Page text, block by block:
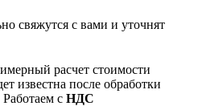
свяжутся с вами и уточнят
расчет стоимости
известна после обработки
с НДС